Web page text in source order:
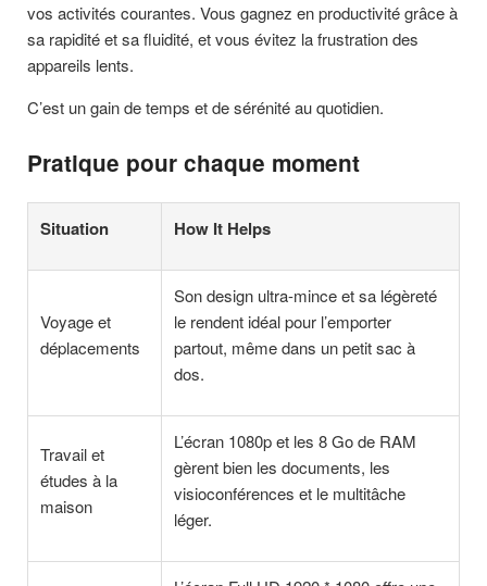
vos activités courantes. Vous gagnez en productivité grâce à
sa rapidité et sa fluidité, et vous évitez la frustration des
appareils lents.
C’est un gain de temps et de sérénité au quotidien.
Pratique pour chaque moment
Situation How It Helps
Voyage et
déplacements
Son design ultra-mince et sa légèreté
le rendent idéal pour l’emporter
partout, même dans un petit sac à
dos.
Travail et
études à la
maison
L’écran 1080p et les 8 Go de RAM
gèrent bien les documents, les
visioconférences et le multitâche
léger.